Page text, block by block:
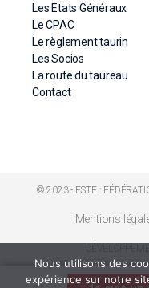
Les Etats Généraux
Le CPAC
Le règlement taurin
Les Socios
La route du taureau
Contact
© 2023 - FSTF :
Mentions
Nous utilisons des
expérience sur notre